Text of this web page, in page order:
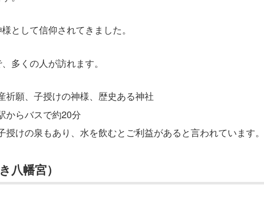
として信仰されてきました。
多くの人が訪れます。
祈願、子授けの神様、歴史ある神社
からバスで約20分
授けの泉もあり、水を飲むとご利益があると言われています。
八幡宮）